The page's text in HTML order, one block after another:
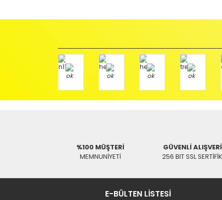
%100 MÜŞTERİ
MEMNUNİYETİ
GÜVENLİ
256 BIT SSL
E-BÜLTEN LİSTESİ